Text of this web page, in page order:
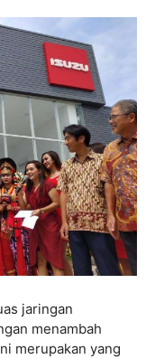
jaringan
menambah
merupakan yang